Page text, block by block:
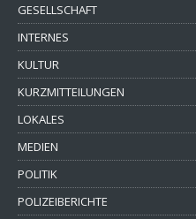
GESELLSCHAFT
INTERNES
KULTUR
KURZMITTEILUNGEN
LOKALES
MEDIEN
POLITIK
POLIZEIBERICHTE